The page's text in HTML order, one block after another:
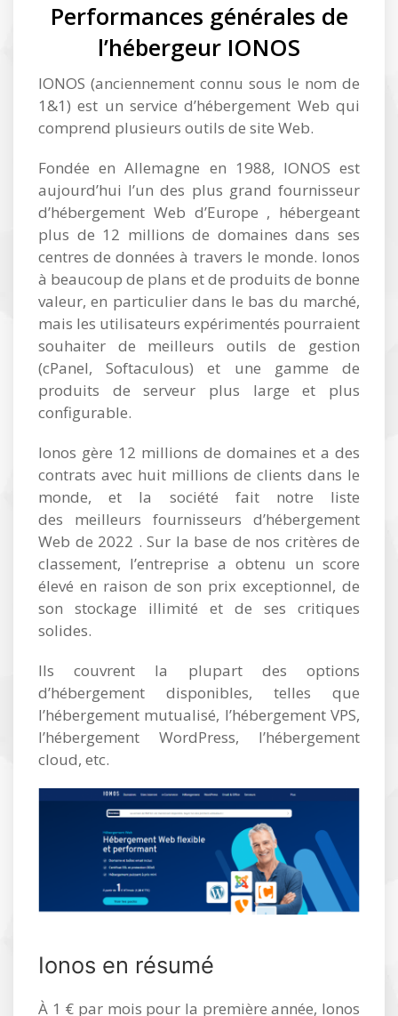
Performances générales de
l’hébergeur IONOS
IONOS (anciennement connu sous le nom de
1&1) est un service d’hébergement Web qui
comprend plusieurs outils de site Web.
Fondée en Allemagne en 1988, IONOS est
aujourd’hui l’un des plus grand fournisseur
d’hébergement Web d’Europe , hébergeant
plus de 12 millions de domaines dans ses
centres de données à travers le monde. Ionos
à beaucoup de plans et de produits de bonne
valeur, en particulier dans le bas du marché,
mais les utilisateurs expérimentés pourraient
souhaiter de meilleurs outils de gestion
(cPanel, Softaculous) et une gamme de
produits de serveur plus large et plus
configurable.
Ionos gère 12 millions de domaines et a des
contrats avec huit millions de clients dans le
monde, et la société fait notre liste
des meilleurs fournisseurs d’hébergement
Web de 2022 . Sur la base de nos critères de
classement, l’entreprise a obtenu un score
élevé en raison de son prix exceptionnel, de
son stockage illimité et de ses critiques
solides.
Ils couvrent la plupart des options
d’hébergement disponibles, telles que
l’hébergement mutualisé, l’hébergement VPS,
l’hébergement WordPress, l’hébergement
cloud, etc.
Ionos en résumé
À 1 € par mois pour la première année, Ionos